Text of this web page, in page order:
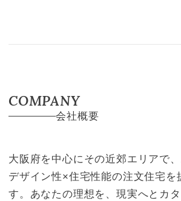
COMPANY
会社概要
大阪府を中心にその近郊エリアで
デザイン性×住宅性能の注文住宅を
す。あなたの理想を、現実へとカタ